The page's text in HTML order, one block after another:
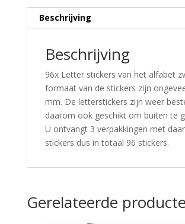
Beschrijving
Beschrijving
96x Letter stickers van het alfabet
formaat van de stickers zijn
mm. De letterstickers zijn weer
daarom ook geschikt om buiten te
U ontvangt 3 verpakkingen met
stickers dus in totaal 96 stickers.
Gerelateerde